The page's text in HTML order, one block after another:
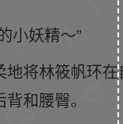
小妖精～”
地将林筱帆环
和腰臀。